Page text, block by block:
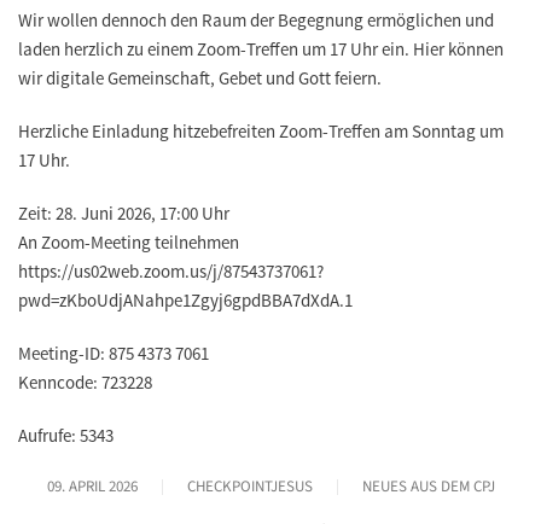
Wir wollen dennoch den Raum der Begegnung ermöglichen und
laden herzlich zu einem Zoom-Treffen um 17 Uhr ein. Hier können
wir digitale Gemeinschaft, Gebet und Gott feiern.
Herzliche Einladung hitzebefreiten Zoom-Treffen am Sonntag um
17 Uhr.
Zeit: 28. Juni 2026, 17:00 Uhr
An Zoom-Meeting teilnehmen
https://us02web.zoom.us/j/87543737061?
pwd=zKboUdjANahpe1Zgyj6gpdBBA7dXdA.1
Meeting-ID: 875 4373 7061
Kenncode: 723228
Aufrufe: 5343
09. APRIL 2026 CHECKPOINTJESUS NEUES AUS DEM CPJ